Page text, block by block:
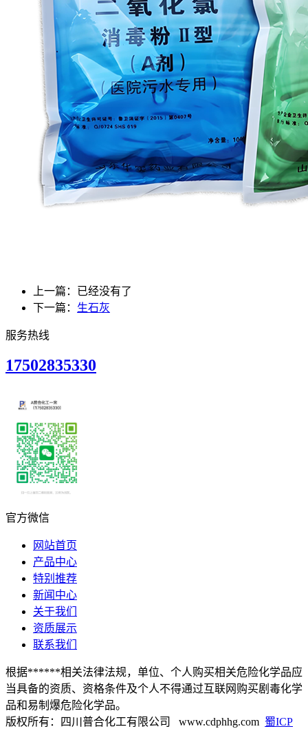
上一篇：已经没有了
下一篇： 生石灰
服务热线
17502835330
官方微信
网站首页
产品中心
特别推荐
新闻中心
关于我们
资质展示
联系我们
根据******相关法律法规，单位、个人购买相关危险化学品应
当具备的资质、资格条件及个人不得通过互联网购买剧毒化学
品和易制爆危险化学品。
版权所有：四川普合化工有限公司 www.cdphhg.com 蜀ICP